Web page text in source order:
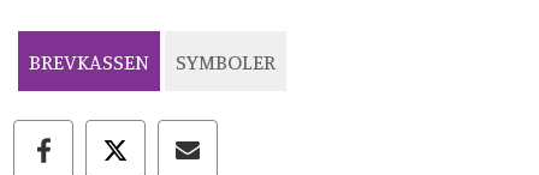
BREVKASSEN SYMBOLER